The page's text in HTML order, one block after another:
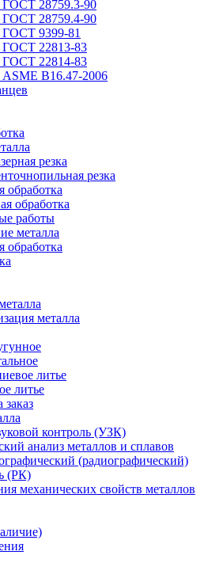
28759.3-90
28759.4-90
9399-81
22813-83
22814-83
B16.47-2006
резка
резка
обработка
обработка
работы
металла
обработка
металла
литье
литье
заказ
контроль (УЗК)
анализ металлов и сплавов
(радиографический)
(РК)
механических свойств металлов